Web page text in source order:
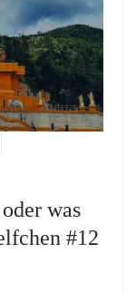
was
#12